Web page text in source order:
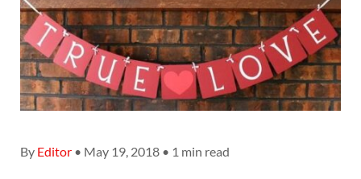
By Editor • May 19, 2018 • 1 min read